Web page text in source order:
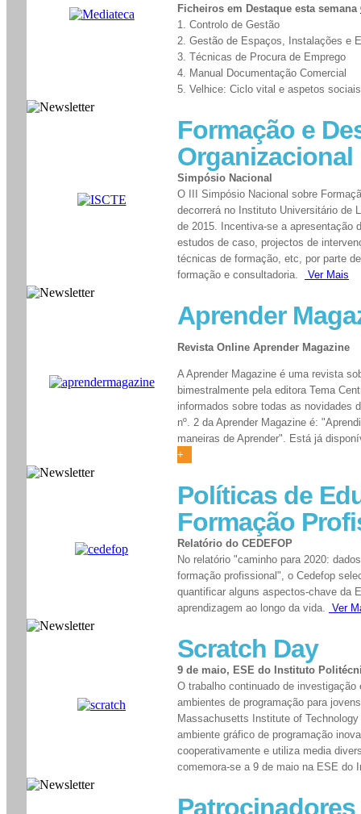
Ficheiros em Destaque esta semana
1. Controlo de Gestão
2. Gestão de Espaços, Instalações e
3. Técnicas de Procura de Emprego
4. Manual Documentação Comercial
5. Velhice: Ciclo vital e aspetos sociais
Formação e
Organizacional
Simpósio Nacional
O III Simpósio Nacional sobre
decorrerá no Instituto Universitário de
de 2015. Incentiva-se a apresentação
estudos de caso, projectos de
técnicas de formação, etc, por parte
formação e consultadoria.
Ver Mais
Aprender
Revista Online Aprender Magazine
A Aprender Magazine é uma revista
bimestralmente pela editora Tema
informados sobre todas as novidades
nº. 2 da Aprender Magazine é:
maneiras de Aprender". Está já
+
Políticas de
Formação
Relatório do CEDEFOP
No relatório "caminho para 2020:
formação profissional", o Cedefop
quantificar alguns aspectos-chave da
aprendizagem ao longo da vida. Ver
Scratch Day
9 de maio, ESE do Instituto
O trabalho continuado de
ambientes de programação para
Massachusetts Institute of
ambiente gráfico de programação
cooperativamente e utiliza media
comemora-se a 9 de maio na ESE